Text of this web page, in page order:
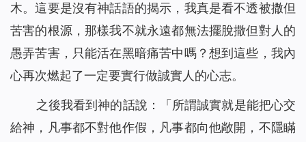
木。這要是沒有神話語的揭示，我真是看不透被撒但
苦害的根源，那樣我不就永遠都無法擺脫撒但對人的
愚弄苦害，只能活在黑暗痛苦中嗎？想到這些，我內
心再次燃起了一定要實行做誠實人的心志。
之後我看到神的話說：「 所謂誠實就是能把心交
給神，凡事都不對他作假，凡事都向他敞開，不隱瞞